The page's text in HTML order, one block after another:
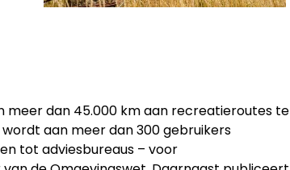
meer dan 45.000 km aan recreatieroutes te
aan meer dan 300 gebruikers
tot adviesbureaus – voor